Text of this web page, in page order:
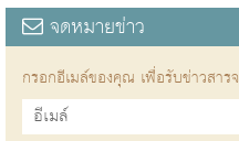
จดหมายข่าว
กรอกอีเมล์ของคุณ เพื่อรับข่าวสารจ